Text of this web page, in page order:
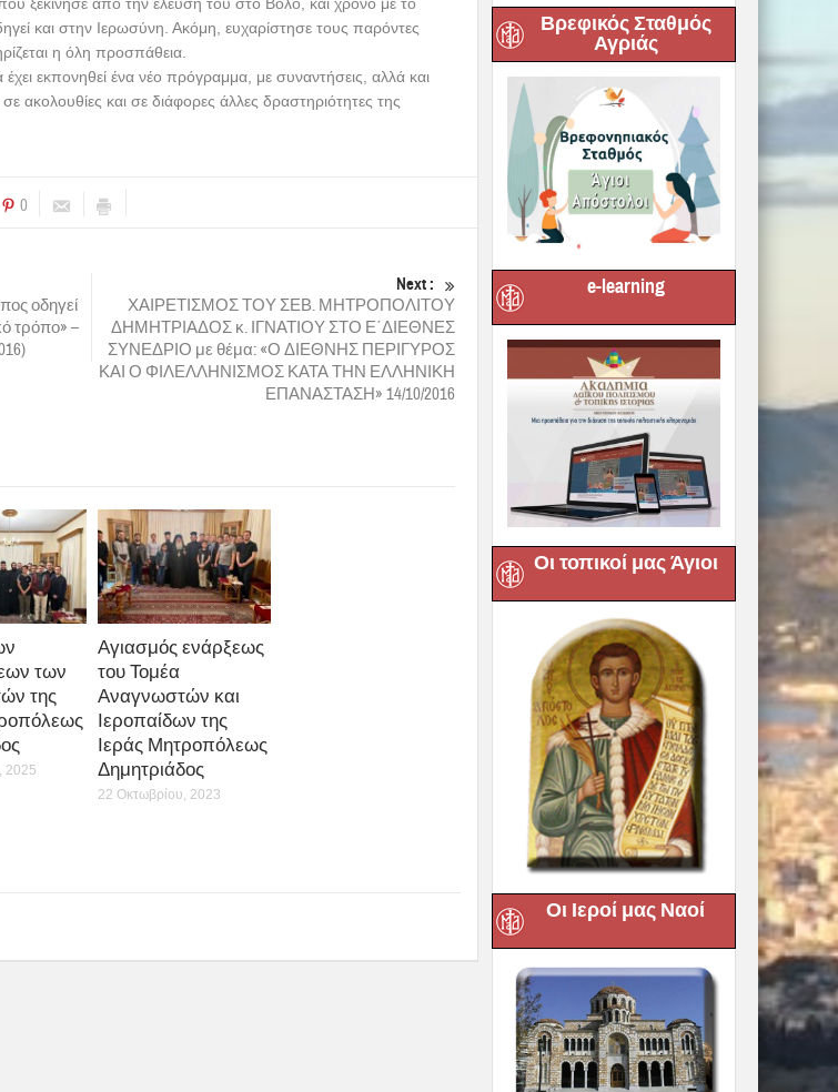
και στην Ιερωσύνη. Ακόμη, ευχαρίστησε τους παρόντες
η όλη προσπάθεια.
έχει εκπονηθεί ένα νέο πρόγραμμα, με συναντήσεις, αλλά και
ακολουθίες και σε διάφορες άλλες δραστηριότητες της
0
οδηγεί
τρόπο» –
Next :
ΧΑΙΡΕΤΙΣΜΟΣ ΤΟΥ ΣΕΒ. ΜΗΤΡΟΠΟΛΙΤΟΥ
ΔΗΜΗΤΡΙΑΔΟΣ κ. ΙΓΝΑΤΙΟΥ ΣΤΟ Ε΄ΔΙΕΘΝΕΣ
ΣΥΝΕΔΡΙΟ με θέμα: «Ο ΔΙΕΘΝΗΣ ΠΕΡΙΓΥΡΟΣ
ΚΑΙ Ο ΦΙΛΕΛΛΗΝΙΣΜΟΣ ΚΑΤΑ ΤΗΝ ΕΛΛΗΝΙΚΗ
ΕΠΑΝΑΣΤΑΣΗ» 14/10/2016
των
της
2025
Αγιασμός ενάρξεως
του Τομέα
Αναγνωστών και
Ιεροπαίδων της
Ιεράς Μητροπόλεως
Δημητριάδος
22 Οκτωβρίου, 2023
Βρεφικός Σταθμός
Αγριάς
e-learning
Οι τοπικοί μας Άγιοι
Οι Ιεροί μας Ναοί